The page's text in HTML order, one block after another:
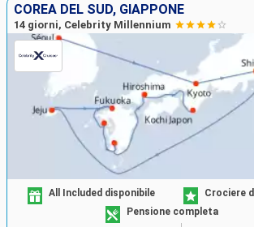
COREA DEL SUD, GIAPPONE
14 giorni, Celebrity Millennium
All Included disponibile
Crociere
Pensione completa